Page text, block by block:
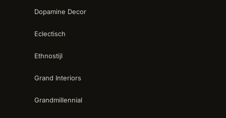
Dopamine Decor
Eclectisch
Ethnostijl
Grand Interiors
Grandmillennial